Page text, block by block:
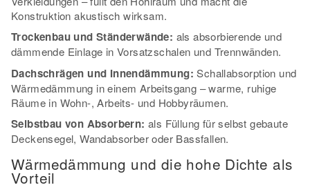
Konstruktion akustisch wirksam.
Trockenbau und Ständerwände: als absorbierende und
dämmende Einlage in Vorsatzschalen und Trennwänden.
Dachschrägen und Innendämmung: Schallabsorption und
Wärmedämmung in einem Arbeitsgang – warme, ruhige
Räume in Wohn-, Arbeits- und Hobbyräumen.
Selbstbau von Absorbern: als Füllung für selbst gebaute
Deckensegel, Wandabsorber oder Bassfallen.
Wärmedämmung und die hohe Dichte als
Vorteil